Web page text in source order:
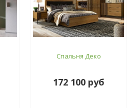
Спальня Деко
172 100 руб